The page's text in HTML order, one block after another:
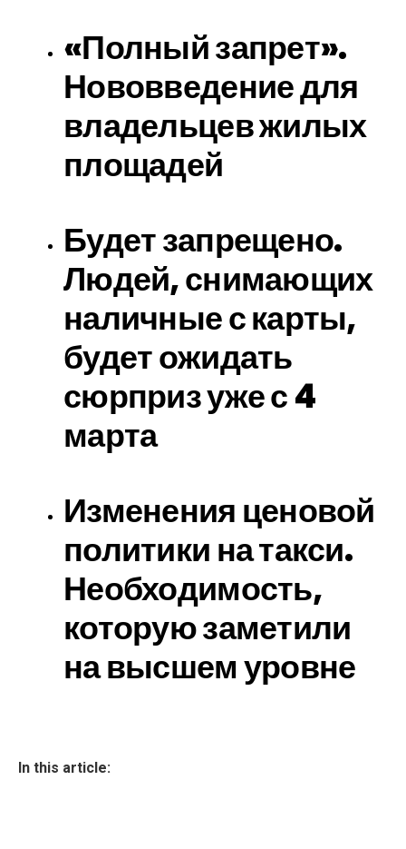
«Полный запрет».
Нововведение для
владельцев жилых
площадей
Будет запрещено.
Людей, снимающих
наличные с карты,
будет ожидать
сюрприз уже с 4
марта
Изменения ценовой
политики на такси.
Необходимость,
которую заметили
на высшем уровне
In this article: